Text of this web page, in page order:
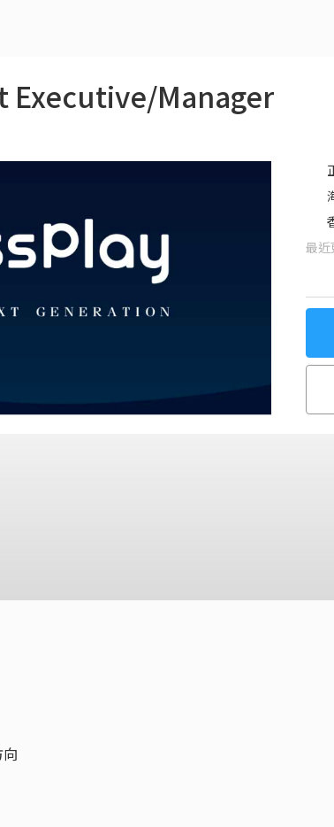
Executive/Manager
最